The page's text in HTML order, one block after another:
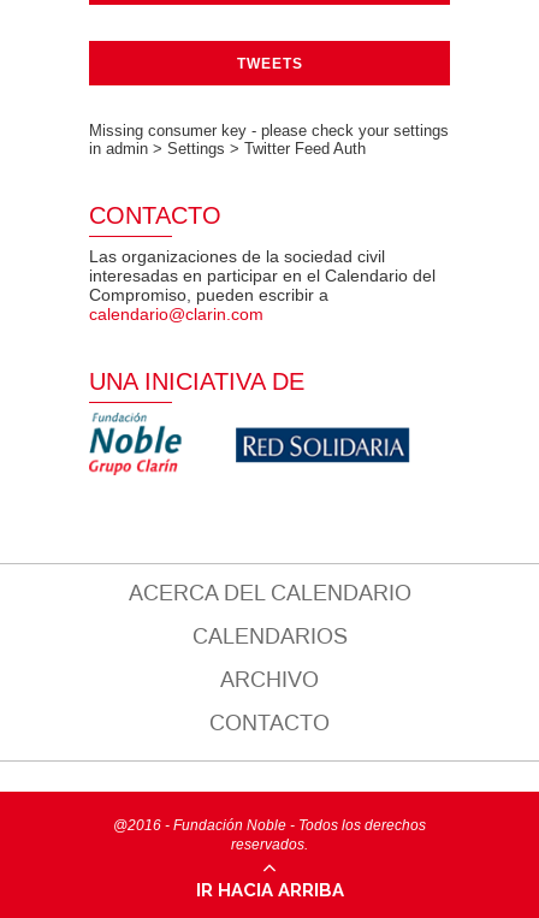
TWEETS
Missing consumer key - please check your settings
in admin > Settings > Twitter Feed Auth
CONTACTO
Las organizaciones de la sociedad civil
interesadas en participar en el Calendario del
Compromiso, pueden escribir a
calendario@clarin.com
UNA INICIATIVA DE
ACERCA DEL CALENDARIO
CALENDARIOS
ARCHIVO
CONTACTO
@2016 - Fundación Noble - Todos los derechos
reservados.
IR HACIA ARRIBA